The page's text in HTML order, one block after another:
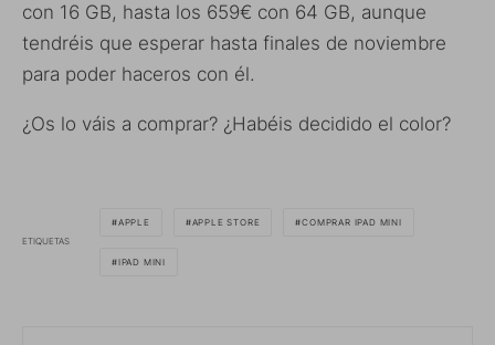
con 16 GB, hasta los 659€ con 64 GB, aunque
tendréis que esperar hasta finales de noviembre
para poder haceros con él.
¿Os lo váis a comprar? ¿Habéis decidido el color?
ETIQUETAS
APPLE APPLE STORE COMPRAR IPAD MINI
IPAD MINI